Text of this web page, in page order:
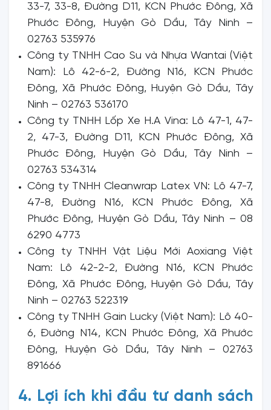
33-7, 33-8, Đường D11, KCN Phước Đông, Xã
Phước Đông, Huyện Gò Dầu, Tây Ninh –
02763 535976
Công ty TNHH Cao Su và Nhựa Wantai (Việt
Nam): Lô 42-6-2, Đường N16, KCN Phước
Đông, Xã Phước Đông, Huyện Gò Dầu, Tây
Ninh – 02763 536170
Công ty TNHH Lốp Xe H.A Vina: Lô 47-1, 47-
2, 47-3, Đường D11, KCN Phước Đông, Xã
Phước Đông, Huyện Gò Dầu, Tây Ninh –
02763 534314
Công ty TNHH Cleanwrap Latex VN: Lô 47-7,
47-8, Đường N16, KCN Phước Đông, Xã
Phước Đông, Huyện Gò Dầu, Tây Ninh – 08
6290 4773
Công ty TNHH Vật Liệu Mới Aoxiang Việt
Nam: Lô 42-2-2, Đường N16, KCN Phước
Đông, Xã Phước Đông, Huyện Gò Dầu, Tây
Ninh – 02763 522319
Công ty TNHH Gain Lucky (Việt Nam): Lô 40-
6, Đường N14, KCN Phước Đông, Xã Phước
Đông, Huyện Gò Dầu, Tây Ninh – 02763
891666
4. Lợi ích khi đầu tư danh sách